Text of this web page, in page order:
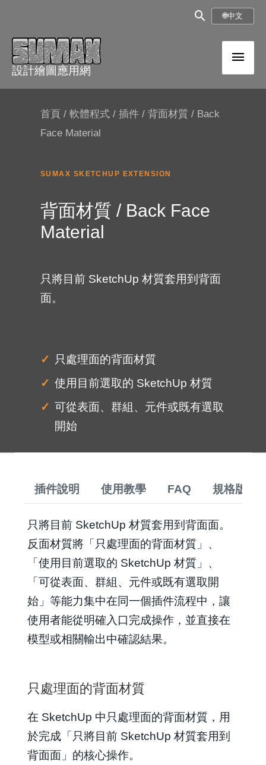
搜
🌐中文
設計繪圖應用網
主
選
首頁 / 軟體程式 / 插件 / 背面材質 / Back
Face Material
SUMAX SKETCHUP EXTENSION
背面材質 / Back Face
Material
只將目前 SketchUp 材質套用到背面
面。
只處理面的背面材質
使用目前選取的 SketchUp 材質
可從表面、群組、元件或既有選取
開始
插件說明 使用教學 FAQ 規格版本
只將目前 SketchUp 材質套用到背面面。
反面材質將「只處理面的背面材質」、
「使用目前選取的 SketchUp 材質」、
「可從表面、群組、元件或既有選取開
始」等能力集中在同一個插件流程中，讓
使用者能從明確入口完成操作，並直接在
模型或相關輸出中確認結果。
只處理面的背面材質
在 SketchUp 中只處理面的背面材質，用
於完成「只將目前 SketchUp 材質套用到
背面面」的核心操作。